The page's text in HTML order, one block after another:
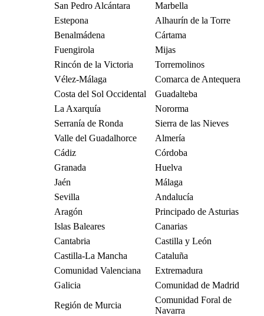
San Pedro Alcántara
Marbella
Estepona
Alhaurín de la Torre
Benalmádena
Cártama
Fuengirola
Mijas
Rincón de la Victoria
Torremolinos
Vélez-Málaga
Comarca de Antequera
Costa del Sol Occidental
Guadalteba
La Axarquía
Nororma
Serranía de Ronda
Sierra de las Nieves
Valle del Guadalhorce
Almería
Cádiz
Córdoba
Granada
Huelva
Jaén
Málaga
Sevilla
Andalucía
Aragón
Principado de Asturias
Islas Baleares
Canarias
Cantabria
Castilla y León
Castilla-La Mancha
Cataluña
Comunidad Valenciana
Extremadura
Galicia
Comunidad de Madrid
Región de Murcia
Comunidad Foral de
Navarra